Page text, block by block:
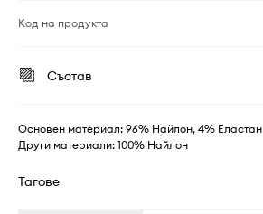
Код на продукта
Състав
Основен материал: 96% Найлон, 4% Еластан
Други материали: 100% Найлон
Тагове